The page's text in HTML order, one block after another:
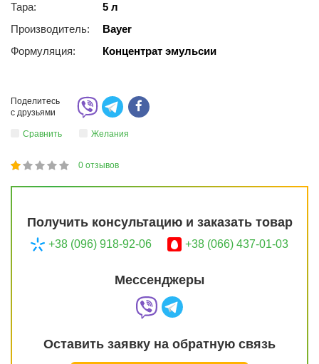
Тара:
5 л
Производитель:
Bayer
Формуляция:
Концентрат эмульсии
Поделитесь
с друзьями
Сравнить Желания
20
1
2
3
4
5 0 отзывов
Получить консультацию и заказать товар
+38 (096) 918-92-06 +38 (066) 437-01-03
Мессенджеры
Оставить заявку на обратную связь